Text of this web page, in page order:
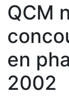
QCM
en
2002